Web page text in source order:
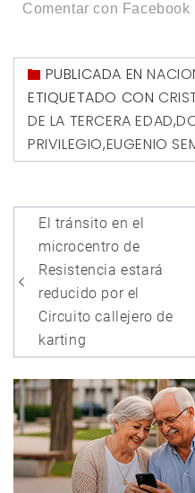
Comentar con Facebook
PUBLICADA EN
ETIQUETADO CON
DE LA TERCERA EDAD,
PRIVILEGIO,EUGENIO
Navegación
de
entradas
El tránsito en el
microcentro de
Resistencia estará
reducido por el
Circuito callejero de
karting